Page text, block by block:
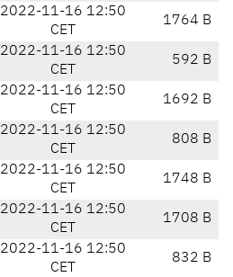
2022-11-16 12:50
CET
1764 B
2022-11-16 12:50
CET
592 B
2022-11-16 12:50
CET
1692 B
2022-11-16 12:50
CET
808 B
2022-11-16 12:50
CET
1748 B
2022-11-16 12:50
CET
1708 B
2022-11-16 12:50
CET
832 B